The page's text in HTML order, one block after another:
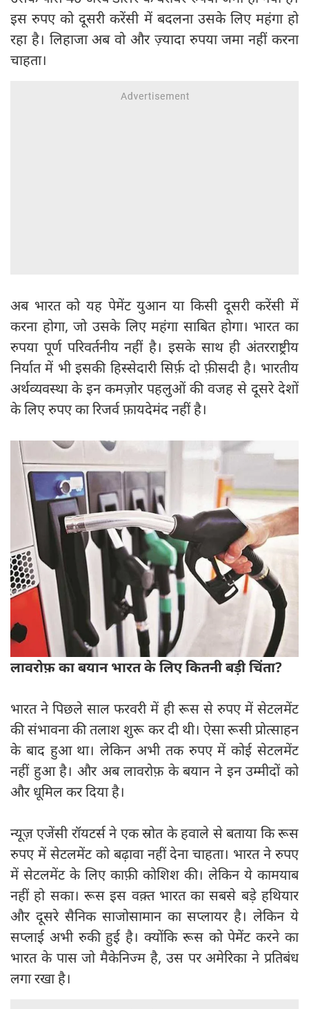
इस रुपए को दूसरी करेंसी में बदलना उसके लिए महंगा हो
रहा है। लिहाजा अब वो और ज़्यादा रुपया जमा नहीं करना
चाहता।
अब भारत को यह पेमेंट युआन या किसी दूसरी करेंसी में
करना होगा, जो उसके लिए महंगा साबित होगा। भारत का
रुपया पूर्ण परिवर्तनीय नहीं है। इसके साथ ही अंतरराष्ट्रीय
निर्यात में भी इसकी हिस्सेदारी सिर्फ़ दो फ़ीसदी है। भारतीय
अर्थव्यवस्था के इन कमज़ोर पहलुओं की वजह से दूसरे देशों
के लिए रुपए का रिजर्व फ़ायदेमंद नहीं है।
लावरोफ़ का बयान भारत के लिए कितनी बड़ी चिंता?
भारत ने पिछले साल फरवरी में ही रूस से रुपए में सेटलमेंट
की संभावना की तलाश शुरू कर दी थी। ऐसा रूसी प्रोत्साहन
के बाद हुआ था। लेकिन अभी तक रुपए में कोई सेटलमेंट
नहीं हुआ है। और अब लावरोफ़ के बयान ने इन उम्मीदों को
और धूमिल कर दिया है।
न्यूज़ एजेंसी रॉयटर्स ने एक स्रोत के हवाले से बताया कि रूस
रुपए में सेटलमेंट को बढ़ावा नहीं देना चाहता। भारत ने रुपए
में सेटलमेंट के लिए काफ़ी कोशिश की। लेकिन ये कामयाब
नहीं हो सका। रूस इस वक़्त भारत का सबसे बड़े हथियार
और दूसरे सैनिक साजोसामान का सप्लायर है। लेकिन ये
सप्लाई अभी रुकी हुई है। क्योंकि रूस को पेमेंट करने का
भारत के पास जो मैकेनिज्म है, उस पर अमेरिका ने प्रतिबंध
लगा रखा है।